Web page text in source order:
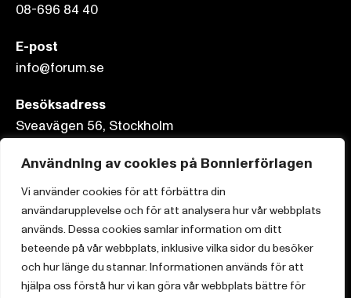
Användning av cookies på Bonnierförlagen
Vi använder cookies för att förbättra din
användarupplevelse och för att analysera hur vår webbplats
används. Dessa cookies samlar information om ditt
beteende på vår webbplats, inklusive vilka sidor du besöker
och hur länge du stannar. Informationen används för att
hjälpa oss förstå hur vi kan göra vår webbplats bättre för
08-696 84 40
E-post
info@forum.se
Besöksadress
Sveavägen 56, Stockholm
Postadress
Box 3159, 103 63 Stockholm
Om Bonnierförlagen